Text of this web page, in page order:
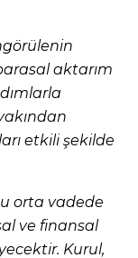
aktarım
etkili şekilde
orta vadede
ve finansal
Kurul,